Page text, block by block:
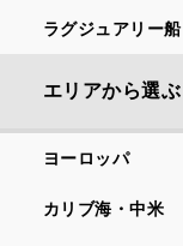
ラグジュアリー船
エリアから選ぶ
ヨーロッパ
カリブ海・中米